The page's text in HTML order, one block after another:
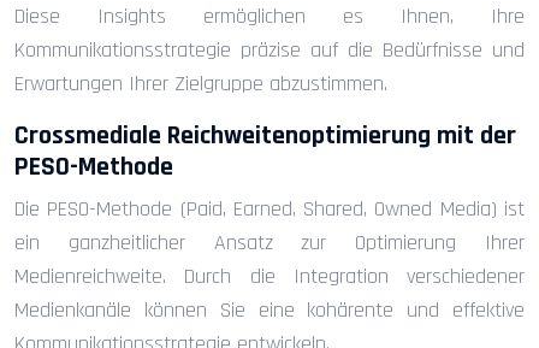
Diese Insights ermöglichen es Ihnen, Ihre
Kommunikationsstrategie präzise auf die Bedürfnisse und
Erwartungen Ihrer Zielgruppe abzustimmen.
Crossmediale Reichweitenoptimierung mit der
PESO-Methode
Die PESO-Methode (Paid, Earned, Shared, Owned Media) ist
ein ganzheitlicher Ansatz zur Optimierung Ihrer
Medienreichweite. Durch die Integration verschiedener
Medienkanäle können Sie eine kohärente und effektive